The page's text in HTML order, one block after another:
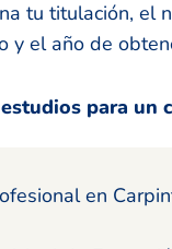
tu titulación, el
y el año de
para un
en